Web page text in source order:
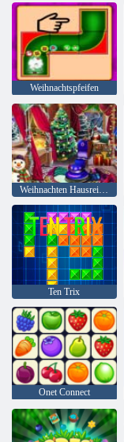
Weihnachtspfeifen
Weihnachten Hausreinigung
Ten Trix
Onet Connect